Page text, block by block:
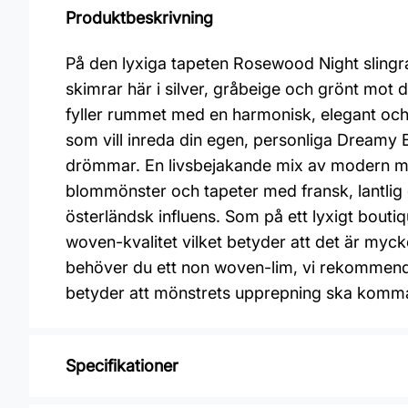
Produktbeskrivning
På den lyxiga tapeten Rosewood Night
skimrar här i silver, gråbeige och grönt mot
fyller rummet med en harmonisk, elegant
som vill inreda din egen, personliga
drömmar. En livsbejakande mix av modern
blommönster och tapeter med fransk,
österländsk influens. Som på ett lyxigt
woven-kvalitet vilket betyder att det är
behöver du ett non woven-lim, vi
betyder att mönstrets upprepning ska
Specifikationer